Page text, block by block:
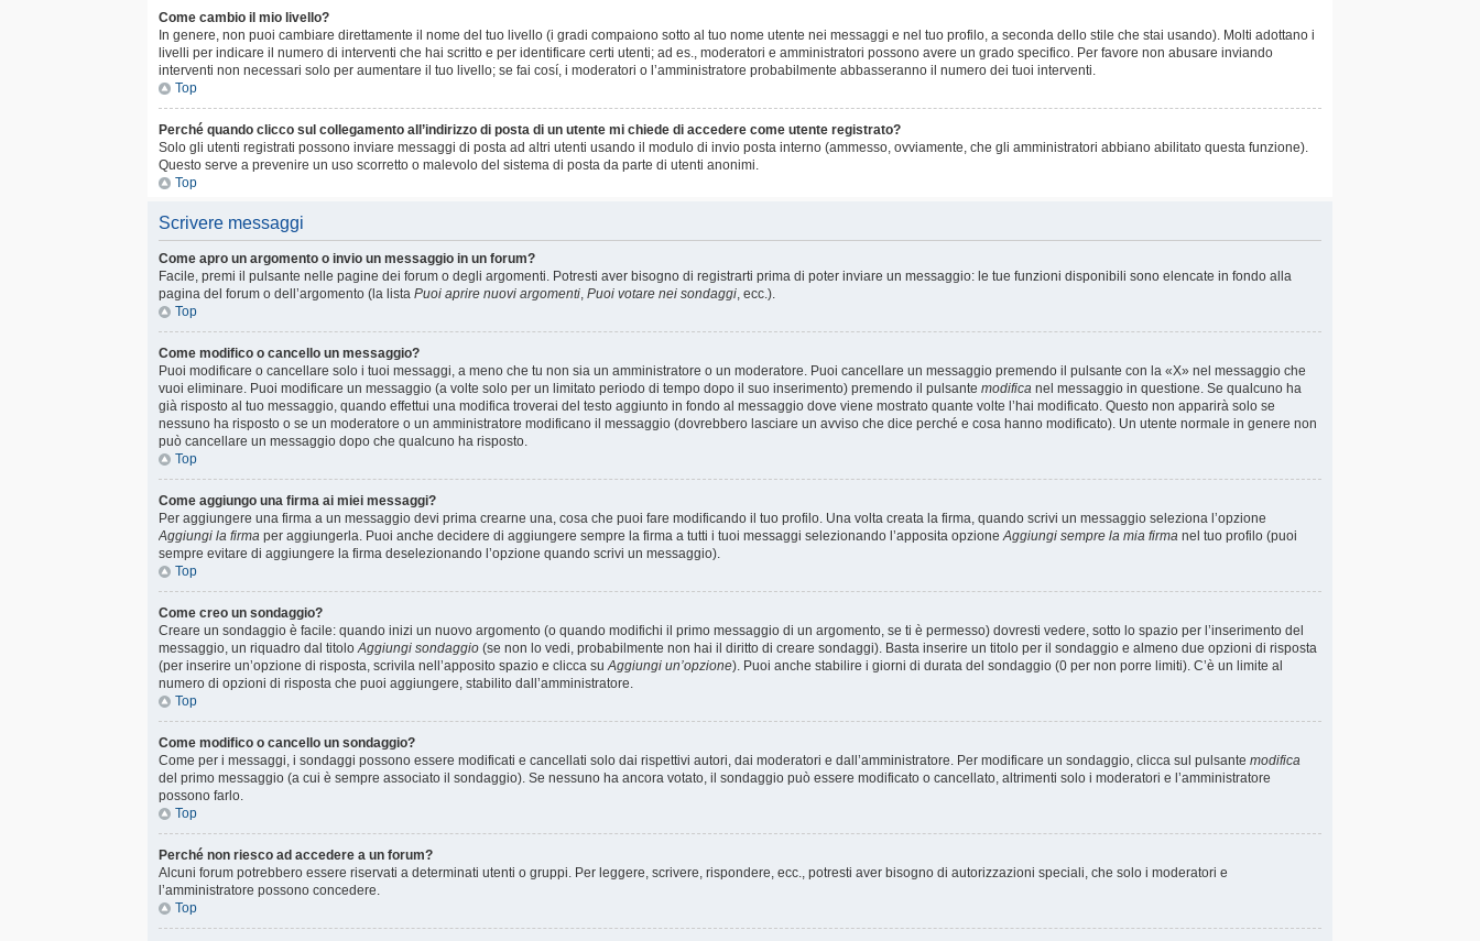
Come cambio il mio livello?
In genere, non puoi cambiare direttamente il nome del tuo livello (i gradi compaiono sotto al tuo nome utente nei messaggi e nel tuo profilo, a seconda dello stile che stai usando). Molti adottano i
livelli per indicare il numero di interventi che hai scritto e per identificare certi utenti; ad es., moderatori e amministratori possono avere un grado specifico. Per favore non abusare inviando
interventi non necessari solo per aumentare il tuo livello; se fai cosí, i moderatori o l’amministratore probabilmente abbasseranno il numero dei tuoi interventi.
Top
Perché quando clicco sul collegamento all’indirizzo di posta di un utente mi chiede di accedere come utente registrato?
Solo gli utenti registrati possono inviare messaggi di posta ad altri utenti usando il modulo di invio posta interno (ammesso, ovviamente, che gli amministratori abbiano abilitato questa funzione).
Questo serve a prevenire un uso scorretto o malevolo del sistema di posta da parte di utenti anonimi.
Top
Scrivere messaggi
Come apro un argomento o invio un messaggio in un forum?
Facile, premi il pulsante nelle pagine dei forum o degli argomenti. Potresti aver bisogno di registrarti prima di poter inviare un messaggio: le tue funzioni disponibili sono elencate in fondo alla
pagina del forum o dell’argomento (la listaPuoi aprire nuovi argomenti,Puoi votare nei sondaggi, ecc.).
Top
Come modifico o cancello un messaggio?
Puoi modificare o cancellare solo i tuoi messaggi, a meno che tu non sia un amministratore o un moderatore. Puoi cancellare un messaggio premendo il pulsante con la «X» nel messaggio che
vuoi eliminare. Puoi modificare un messaggio (a volte solo per un limitato periodo di tempo dopo il suo inserimento) premendo il pulsantemodifica nel messaggio in questione. Se qualcuno ha
già risposto al tuo messaggio, quando effettui una modifica troverai del testo aggiunto in fondo al messaggio dove viene mostrato quante volte l’hai modificato. Questo non apparirà solo se
nessuno ha risposto o se un moderatore o un amministratore modificano il messaggio (dovrebbero lasciare un avviso che dice perché e cosa hanno modificato). Un utente normale in genere non
può cancellare un messaggio dopo che qualcuno ha risposto.
Top
Come aggiungo una firma ai miei messaggi?
Per aggiungere una firma a un messaggio devi prima crearne una, cosa che puoi fare modificando il tuo profilo. Una volta creata la firma, quando scrivi un messaggio seleziona l’opzione
Aggiungi la firma per aggiungerla. Puoi anche decidere di aggiungere sempre la firma a tutti i tuoi messaggi selezionando l’apposita opzioneAggiungi sempre la mia firma nel tuo profilo (puoi
sempre evitare di aggiungere la firma deselezionando l’opzione quando scrivi un messaggio).
Top
Come creo un sondaggio?
Creare un sondaggio è facile: quando inizi un nuovo argomento (o quando modifichi il primo messaggio di un argomento, se ti è permesso) dovresti vedere, sotto lo spazio per l’inserimento del
messaggio, un riquadro dal titoloAggiungi sondaggio (se non lo vedi, probabilmente non hai il diritto di creare sondaggi). Basta inserire un titolo per il sondaggio e almeno due opzioni di risposta
(per inserire un’opzione di risposta, scrivila nell’apposito spazio e clicca suAggiungi un’opzione). Puoi anche stabilire i giorni di durata del sondaggio (0 per non porre limiti). C’è un limite al
numero di opzioni di risposta che puoi aggiungere, stabilito dall’amministratore.
Top
Come modifico o cancello un sondaggio?
Come per i messaggi, i sondaggi possono essere modificati e cancellati solo dai rispettivi autori, dai moderatori e dall’amministratore. Per modificare un sondaggio, clicca sul pulsantemodifica
del primo messaggio (a cui è sempre associato il sondaggio). Se nessuno ha ancora votato, il sondaggio può essere modificato o cancellato, altrimenti solo i moderatori e l’amministratore
possono farlo.
Top
Perché non riesco ad accedere a un forum?
Alcuni forum potrebbero essere riservati a determinati utenti o gruppi. Per leggere, scrivere, rispondere, ecc., potresti aver bisogno di autorizzazioni speciali, che solo i moderatori e
l’amministratore possono concedere.
Top